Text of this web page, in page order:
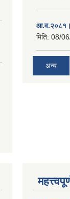
मिति: 08/
अन्य